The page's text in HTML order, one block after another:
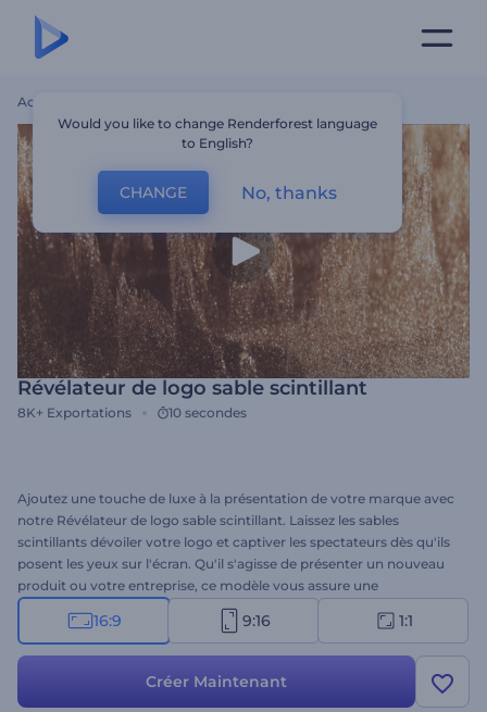
Accueil
Révélateur de logo sable scintillant
8K+ Exportations 10 secondes
Ajoutez une touche de luxe à la présentation de votre marque avec
notre Révélateur de logo sable scintillant. Laissez les sables
scintillants dévoiler votre logo et captiver les spectateurs dès qu'ils
posent les yeux sur l'écran. Qu'il s'agisse de présenter un nouveau
produit ou votre entreprise, ce modèle vous assure une
présentation mémorable. Personnalisez-le avec votre logo, votre
slogan et une musique de fond pour que votre marque se distingue
de nouveaux sommets !
16:9 9:16 1:1
Créer Maintenant
Would you like to change Renderforest language
to English?
CHANGE No, thanks